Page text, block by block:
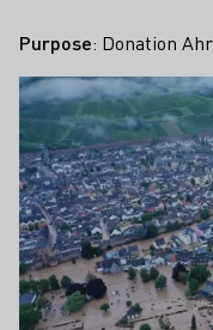
Purpose: Donation